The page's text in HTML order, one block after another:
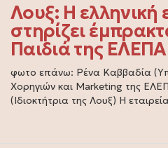
Λουξ: Η ελληνική
στηρίζει
Παιδιά της
φωτο επάνω: Ρένα Καββαδία
Χορηγιών και Marketing της
(Ιδιοκτήτρια της Λουξ) Η